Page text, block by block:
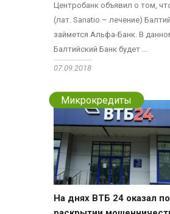
Центробанк объявил о том,
(лат. Sanatio – лечение)
займется Альфа-Банк. В
Балтийский Банк будет ...
07.09.2018
Микрокредиты
На днях ВТБ 24 оказал